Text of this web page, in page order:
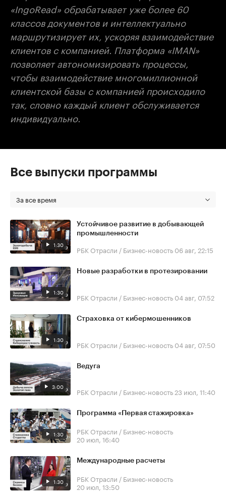
«IngoRead» обрабатывает уже более 60
классов документов и интеллектуально
маршрутизирует их, ускоряя взаимодействие
клиентов с компанией. Платформа «IMAN»
позволяет автономизировать процессы,
чтобы взаимодействие многомиллионной
клиентской базы с компанией происходило
так, словно каждый клиент обслуживается
индивидуально.
Все выпуски программы
За все время
1:30
Устойчивое развитие в добывающей
промышленности
РБК Отрасли / Бизнес-новость 06 авг, 22:15
1:30
Новые разработки в протезировании
РБК Отрасли / Бизнес-новость 04 авг, 07:52
1:30
Страховка от кибермошенников
РБК Отрасли / Бизнес-новость 04 авг, 07:50
3:00
Ведуга
РБК Отрасли / Бизнес-новость 23 июл, 11:40
1:30
Программа «Первая стажировка»
РБК Отрасли / Бизнес-новость
20 июл, 16:40
1:30
Международные расчеты
РБК Отрасли / Бизнес-новость
20 июл, 13:50